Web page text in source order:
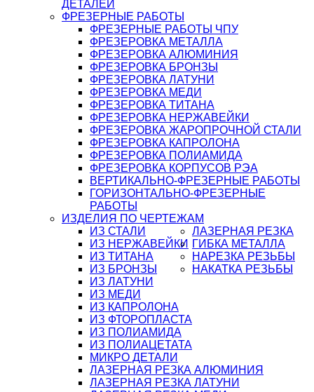
ДЕТАЛЕЙ
ФРЕЗЕРНЫЕ РАБОТЫ
ФРЕЗЕРНЫЕ РАБОТЫ ЧПУ
ФРЕЗЕРОВКА МЕТАЛЛА
ФРЕЗЕРОВКА АЛЮМИНИЯ
ФРЕЗЕРОВКА БРОНЗЫ
ФРЕЗЕРОВКА ЛАТУНИ
ФРЕЗЕРОВКА МЕДИ
ФРЕЗЕРОВКА ТИТАНА
ФРЕЗЕРОВКА НЕРЖАВЕЙКИ
ФРЕЗЕРОВКА ЖАРОПРОЧНОЙ СТАЛИ
ФРЕЗЕРОВКА КАПРОЛОНА
ФРЕЗЕРОВКА ПОЛИАМИДА
ФРЕЗЕРОВКА КОРПУСОВ РЭА
ВЕРТИКАЛЬНО-ФРЕЗЕРНЫЕ РАБОТЫ
ГОРИЗОНТАЛЬНО-ФРЕЗЕРНЫЕ
РАБОТЫ
ИЗДЕЛИЯ ПО ЧЕРТЕЖАМ
ИЗ СТАЛИ
ИЗ НЕРЖАВЕЙКИ
ИЗ ТИТАНА
ИЗ БРОНЗЫ
ИЗ ЛАТУНИ
ИЗ МЕДИ
ИЗ КАПРОЛОНА
ИЗ ФТОРОПЛАСТА
ИЗ ПОЛИАМИДА
ИЗ ПОЛИАЦЕТАТА
МИКРО ДЕТАЛИ
ЛАЗЕРНАЯ РЕЗКА
ЛАЗЕРНАЯ РЕЗКА АЛЮМИНИЯ
ЛАЗЕРНАЯ РЕЗКА ЛАТУНИ
ГИБКА МЕТАЛЛА
НАРЕЗКА РЕЗЬБЫ
НАКАТКА РЕЗЬБЫ